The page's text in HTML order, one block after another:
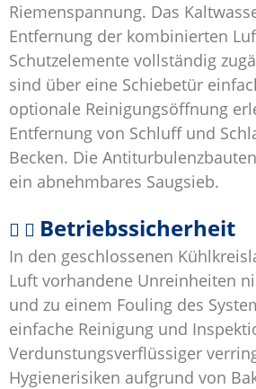
Riemenspannung. Das
Entfernung der kombinierten
Schutzelemente vollständig
sind über eine Schiebetür
optionale Reinigungsöffnung
Entfernung von Schluff und
Becken. Die
ein abnehmbares Saugsieb.
Betriebssicherheit
In den geschlossenen
Luft vorhandene Unreinheiten
und zu einem Fouling des
einfache Reinigung und
Verdunstungsverflüssiger
Hygienerisiken aufgrund von